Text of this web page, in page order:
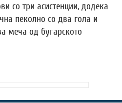
со три асистенции, додека
пеколно со два гола и
меча од бугарското